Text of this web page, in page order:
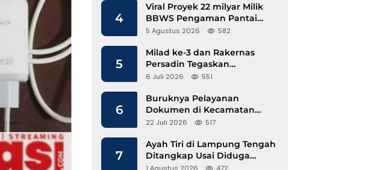
4
Viral Proyek 22 milyar Milik
BBWS Pengaman Pantai
Pesisir Barat Diduga
5 Agustus 2026 582
5
Milad ke-3 dan Rakernas
Persadin Tegaskan
Komitmen Transformasi
Digital
6 Juli 2026 551
6
Buruknya Pelayanan
Dokumen di Kecamatan
Pangkalan Susu, Kinerja
22 Juli 2026 517
7
Ayah Tiri di Lampung Tengah
Ditangkap Usai Diduga
Hamili Anak di Bawah Umur